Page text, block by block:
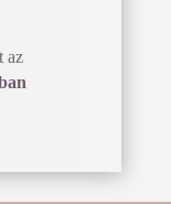
az